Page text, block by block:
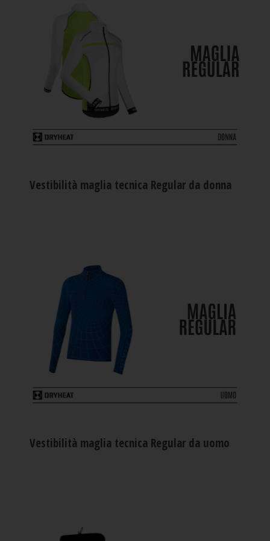
Vestibilità maglia tecnica Regular da donna
Vestibilità maglia tecnica Regular da uomo